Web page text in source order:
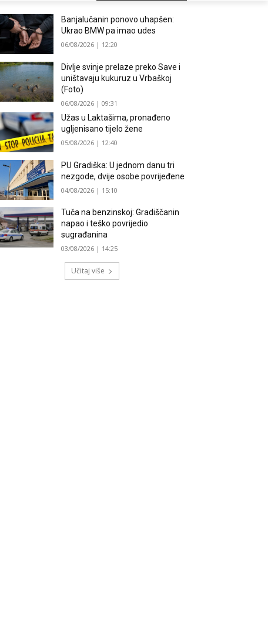
Banjalučanin ponovo uhapšen:
Ukrao BMW pa imao udes
06/08/2026 | 12:20
Divlje svinje prelaze preko Save i
uništavaju kukuruz u Vrbaškoj
(Foto)
06/08/2026 | 09:31
Užas u Laktašima, pronađeno
ugljenisano tijelo žene
05/08/2026 | 12:40
PU Gradiška: U jednom danu tri
nezgode, dvije osobe povrijeđene
04/08/2026 | 15:10
Tuča na benzinskoj: Gradiščanin
napao i teško povrijedio
sugrađanina
03/08/2026 | 14:25
Učitaj više